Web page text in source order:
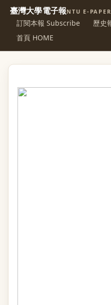
臺灣大學電子報NTU E-PAPER
訂閱本報 Subscribe
歷史
首頁 HOME